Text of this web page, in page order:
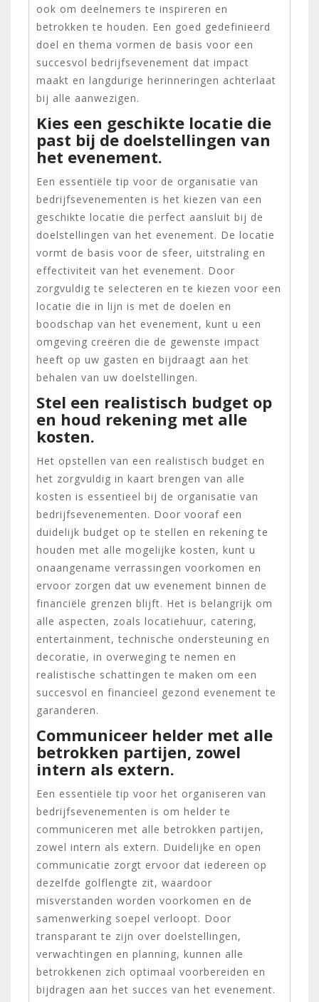
ook om deelnemers te inspireren en
betrokken te houden. Een goed gedefinieerd
doel en thema vormen de basis voor een
succesvol bedrijfsevenement dat impact
maakt en langdurige herinneringen achterlaat
bij alle aanwezigen.
Kies een geschikte locatie die
past bij de doelstellingen van
het evenement.
Een essentiële tip voor de organisatie van
bedrijfsevenementen is het kiezen van een
geschikte locatie die perfect aansluit bij de
doelstellingen van het evenement. De locatie
vormt de basis voor de sfeer, uitstraling en
effectiviteit van het evenement. Door
zorgvuldig te selecteren en te kiezen voor een
locatie die in lijn is met de doelen en
boodschap van het evenement, kunt u een
omgeving creëren die de gewenste impact
heeft op uw gasten en bijdraagt aan het
behalen van uw doelstellingen.
Stel een realistisch budget op
en houd rekening met alle
kosten.
Het opstellen van een realistisch budget en
het zorgvuldig in kaart brengen van alle
kosten is essentieel bij de organisatie van
bedrijfsevenementen. Door vooraf een
duidelijk budget op te stellen en rekening te
houden met alle mogelijke kosten, kunt u
onaangename verrassingen voorkomen en
ervoor zorgen dat uw evenement binnen de
financiële grenzen blijft. Het is belangrijk om
alle aspecten, zoals locatiehuur, catering,
entertainment, technische ondersteuning en
decoratie, in overweging te nemen en
realistische schattingen te maken om een
succesvol en financieel gezond evenement te
garanderen.
Communiceer helder met alle
betrokken partijen, zowel
intern als extern.
Een essentiële tip voor het organiseren van
bedrijfsevenementen is om helder te
communiceren met alle betrokken partijen,
zowel intern als extern. Duidelijke en open
communicatie zorgt ervoor dat iedereen op
dezelfde golflengte zit, waardoor
misverstanden worden voorkomen en de
samenwerking soepel verloopt. Door
transparant te zijn over doelstellingen,
verwachtingen en planning, kunnen alle
betrokkenen zich optimaal voorbereiden en
bijdragen aan het succes van het evenement.